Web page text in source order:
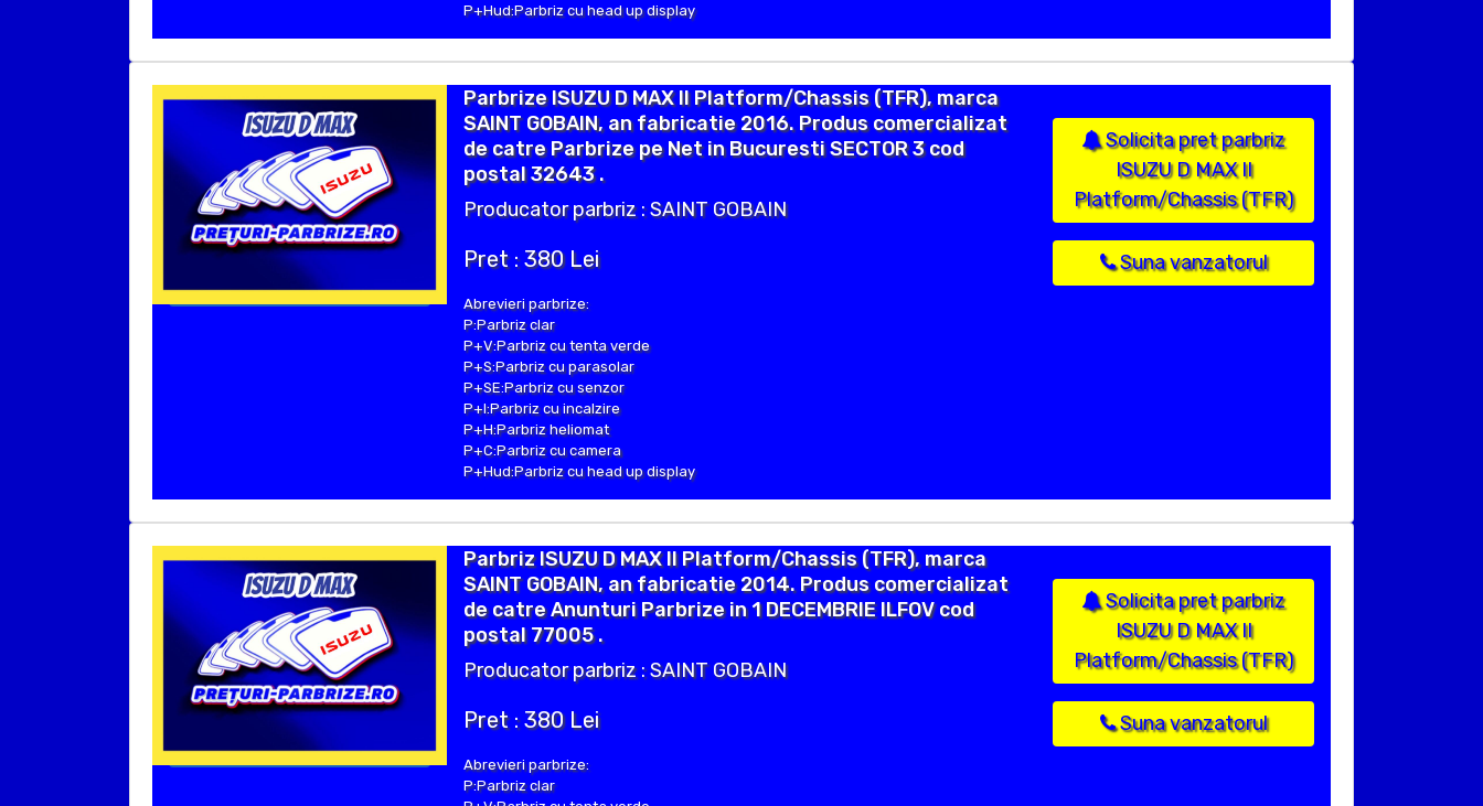
P+Hud:Parbriz cu head up display
Parbrize ISUZU D MAX II Platform/Chassis (TFR), marca
SAINT GOBAIN, an fabricatie 2016. Produs comercializat
de catre Parbrize pe Net in Bucuresti SECTOR 3 cod
postal 32643 .
Producator parbriz : SAINT GOBAIN
Pret : 380 Lei
Abrevieri parbrize:
P:Parbriz clar
P+V:Parbriz cu tenta verde
P+S:Parbriz cu parasolar
P+SE:Parbriz cu senzor
P+I:Parbriz cu incalzire
P+H:Parbriz heliomat
P+C:Parbriz cu camera
P+Hud:Parbriz cu head up display
Solicita pret parbriz
ISUZU D MAX II
Platform/Chassis (TFR)
Suna vanzatorul
Parbriz ISUZU D MAX II Platform/Chassis (TFR), marca
SAINT GOBAIN, an fabricatie 2014. Produs comercializat
de catre Anunturi Parbrize in 1 DECEMBRIE ILFOV cod
postal 77005 .
Producator parbriz : SAINT GOBAIN
Pret : 380 Lei
Abrevieri parbrize:
P:Parbriz clar
Solicita pret parbriz
ISUZU D MAX II
Platform/Chassis (TFR)
Suna vanzatorul